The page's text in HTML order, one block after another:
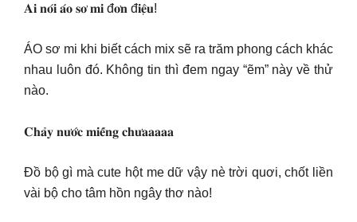
𝐀𝐢 𝐧𝐨́𝐢 𝐚́𝐨 𝐬𝐨̛ 𝐦𝐢 đ𝐨̛𝐧 đ𝐢𝐞̣̂𝐮!
ÁO sơ mi khi biết cách mix sẽ ra trăm phong cách khác
nhau luôn đó. Không tin thì đem ngay “ẽm” này về thử
nào.
𝐂𝐡𝐚̉𝐲 𝐧𝐮̛𝐨̛́𝐜 𝐦𝐢𝐞̂́𝐧𝐠 𝐜𝐡𝐮̛𝐚𝐚𝐚𝐚𝐚
Đồ bộ gì mà cute hột me dữ vậy nè trời quơi, chốt liền
vài bộ cho tâm hồn ngây thơ nào!